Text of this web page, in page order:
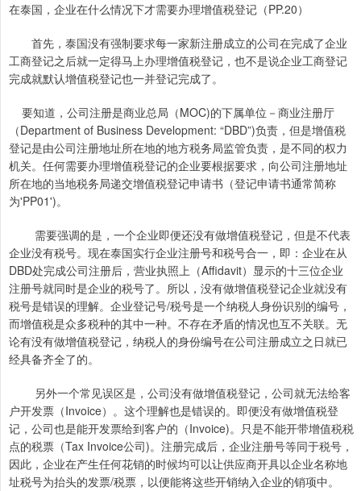
在泰国，企业在什么情况下才需要办理增值税登记（PP.20）
首先，泰国没有强制要求每一家新注册成立的公司在完成了企业
工商登记之后就一定得马上办理增值税登记，也不是说企业工商登记
完成就默认增值税登记也一并登记完成了。
要知道，公司注册是商业总局（MOC)的下属单位－商业注册厅
（Department of Business Development: “DBD”)负责，但是增值税
登记是由公司注册地址所在地的地方税务局监管负责，是不同的权力
机关。任何需要办理增值税登记的企业要根据要求，向公司注册地址
所在地的当地税务局递交增值税登记申请书（登记申请书通常简称
为'PP01')。
需要强调的是，一个企业即便还没有做增值税登记，但是不代表
企业没有税号。现在泰国实行企业注册号和税号合一，即：企业在从
DBD处完成公司注册后，营业执照上（Affidavit）显示的十三位企业
注册号就同时是企业的税号了。所以，没有做增值税登记企业就没有
税号是错误的理解。企业登记号/税号是一个纳税人身份识别的编号，
而增值税是众多税种的其中一种。不存在矛盾的情况也互不关联。无
论有没有做增值税登记，纳税人的身份编号在公司注册成立之日就已
经具备齐全了的。
另外一个常见误区是，公司没有做增值税登记，公司就无法给客
户开发票（Invoice）。这个理解也是错误的。即便没有做增值税登
记，公司也是能开发票给到客户的（Invoice)。只是不能开带增值税税
点的税票（Tax Invoice公司)。注册完成后，企业注册号等同于税号，
因此，企业在产生任何花销的时候均可以让供应商开具以企业名称地
址税号为抬头的发票/税票，以便能将这些开销纳入企业的销项中。